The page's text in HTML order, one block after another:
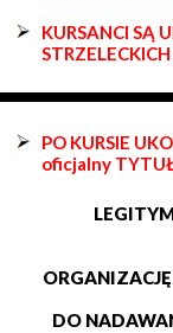
KURSANCI SĄ
PO KURSIE
oficjalny
DO